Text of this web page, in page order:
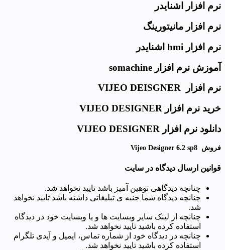
نرم افزار اشنایدر
نرم افزار مانیتورینگ
نرم افزار hmi اشنایدر
آموزش نرم افزار somachine
نرم افزار VIJEO DEISGNER
خرید نرم افزار VIJEO DESIGNER
دانلود نرم افزار VIJEO DESIGNER
فروش Vijeo Designer 6.2 sp8
قوانین ارسال دیدگاه در سایت
چنانچه دیدگاهی توهین آمیز باشد تایید نخواهد شد.
چنانچه دیدگاه شما جنبه ی تبلیغاتی داشته باشد تایید نخواهد
شد.
چنانچه از لینک سایر وبسایت ها و یا وبسایت خود در دیدگاه
استفاده کرده باشید تایید نخواهد شد.
چنانچه در دیدگاه خود از شماره تماس، ایمیل و آیدی تلگرام
استفاده کرده باشید تایید نخواهد شد.